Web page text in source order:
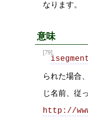
なります。
意味
[79]
られた場合、
じ名前、従
http://